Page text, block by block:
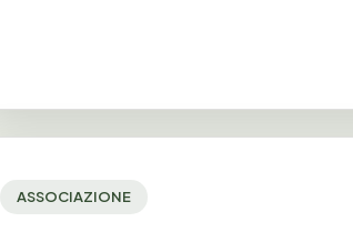
ASSOCIAZIONE